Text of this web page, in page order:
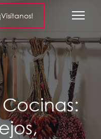
¡Visítanos!